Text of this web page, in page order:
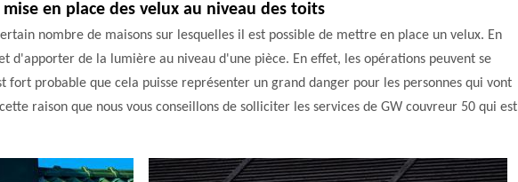
en place des velux au niveau des toits
nombre de maisons sur lesquelles il est possible de mettre en place un velux. En
d'apporter de la lumière au niveau d'une pièce. En effet, les opérations peuvent se
probable que cela puisse représenter un grand danger pour les personnes qui vont
raison que nous vous conseillons de solliciter les services de GW couvreur 50 qui est